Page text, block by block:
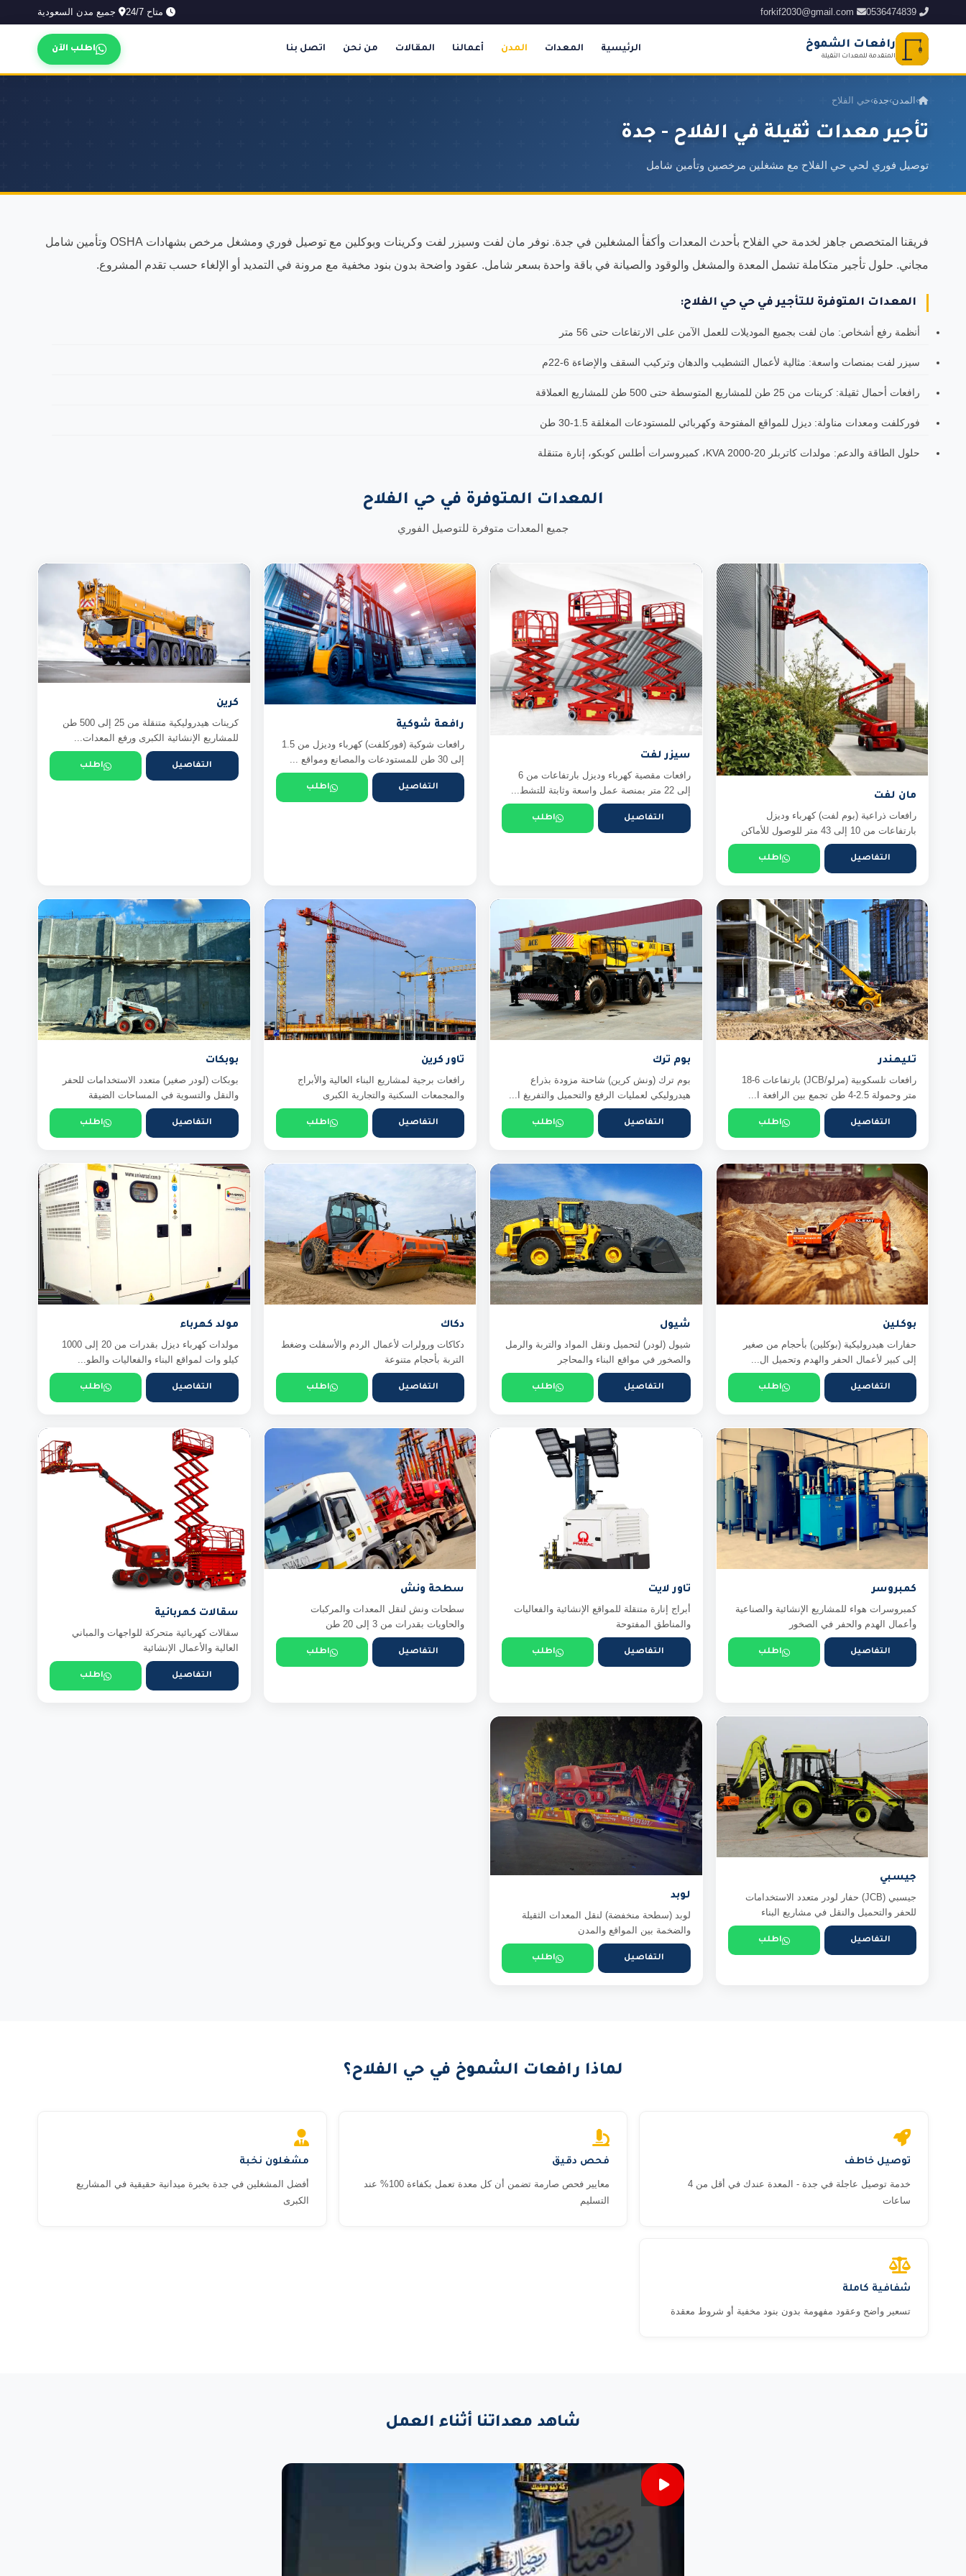
0536474839
forkif2030@gmail.com متاح 24/7 جميع مدن السعودية
رافعات الشموخ
المتقدمة للمعدات الثقيلة
الرئيسية المعدات المدن أعمالنا المقالات من نحن اتصل بنا اطلب الآن
› المدن›جدة›حي الفلاح
تأجير معدات ثقيلة في الفلاح - جدة
توصيل فوري لحي حي الفلاح مع مشغلين مرخصين وتأمين شامل
فريقنا المتخصص جاهز لخدمة حي الفلاح بأحدث المعدات وأكفأ المشغلين في جدة. نوفر مان لفت وسيزر لفت وكرينات وبوكلين مع توصيل فوري ومشغل مرخص بشهادات OSHA وتأمين شامل
مجاني. حلول تأجير متكاملة تشمل المعدة والمشغل والوقود والصيانة في باقة واحدة بسعر شامل. عقود واضحة بدون بنود مخفية مع مرونة في التمديد أو الإلغاء حسب تقدم المشروع.
المعدات المتوفرة للتأجير في حي حي الفلاح:
أنظمة رفع أشخاص: مان لفت بجميع الموديلات للعمل الآمن على الارتفاعات حتى 56 متر
سيزر لفت بمنصات واسعة: مثالية لأعمال التشطيب والدهان وتركيب السقف والإضاءة 6-22م
رافعات أحمال ثقيلة: كرينات من 25 طن للمشاريع المتوسطة حتى 500 طن للمشاريع العملاقة
فوركلفت ومعدات مناولة: ديزل للمواقع المفتوحة وكهربائي للمستودعات المغلقة 1.5-30 طن
حلول الطاقة والدعم: مولدات كاتربلر 20-2000 KVA، كمبروسرات أطلس كوبكو، إنارة متنقلة
المعدات المتوفرة في حي الفلاح
جميع المعدات متوفرة للتوصيل الفوري
مان لفت
رافعات ذراعية (بوم لفت) كهرباء وديزل
بارتفاعات من 10 إلى 43 متر للوصول للأماكن
ا...
التفاصيل اطلب
سيزر لفت
رافعات مقصية كهرباء وديزل بارتفاعات من 6
إلى 22 متر بمنصة عمل واسعة وثابتة للتشط...
التفاصيل اطلب
رافعة شوكية
رافعات شوكية (فوركلفت) كهرباء وديزل من 1.5
إلى 30 طن للمستودعات والمصانع ومواقع ...
التفاصيل اطلب
كرين
كرينات هيدروليكية متنقلة من 25 إلى 500 طن
للمشاريع الإنشائية الكبرى ورفع المعدات...
التفاصيل اطلب
تليهندر
رافعات تلسكوبية (مرلو/JCB) بارتفاعات 6-18
متر وحمولة 2.5-4 طن تجمع بين الرافعة ا...
التفاصيل اطلب
بوم ترك
بوم ترك (ونش كرين) شاحنة مزودة بذراع
هيدروليكي لعمليات الرفع والتحميل والتفريغ ا...
التفاصيل اطلب
تاور كرين
رافعات برجية لمشاريع البناء العالية والأبراج
والمجمعات السكنية والتجارية الكبرى
التفاصيل اطلب
بوبكات
بوبكات (لودر صغير) متعدد الاستخدامات للحفر
والنقل والتسوية في المساحات الضيقة
التفاصيل اطلب
بوكلين
حفارات هيدروليكية (بوكلين) بأحجام من صغير
إلى كبير لأعمال الحفر والهدم وتحميل ال...
التفاصيل اطلب
شيول
شيول (لودر) لتحميل ونقل المواد والتربة والرمل
والصخور في مواقع البناء والمحاجر
التفاصيل اطلب
دكاك
دكاكات ورولرات لأعمال الردم والأسفلت وضغط
التربة بأحجام متنوعة
التفاصيل اطلب
مولد كهرباء
مولدات كهرباء ديزل بقدرات من 20 إلى 1000
كيلو وات لمواقع البناء والفعاليات والطو...
التفاصيل اطلب
كمبروسر
كمبروسرات هواء للمشاريع الإنشائية والصناعية
وأعمال الهدم والحفر في الصخور
التفاصيل اطلب
تاور لايت
أبراج إنارة متنقلة للمواقع الإنشائية والفعاليات
والمناطق المفتوحة
التفاصيل اطلب
سطحة ونش
سطحات ونش لنقل المعدات والمركبات
والحاويات بقدرات من 3 إلى 20 طن
التفاصيل اطلب
سقالات كهربائية
سقالات كهربائية متحركة للواجهات والمباني
العالية والأعمال الإنشائية
التفاصيل اطلب
جيسبي
جيسبي (JCB) حفار لودر متعدد الاستخدامات
للحفر والتحميل والنقل في مشاريع البناء
التفاصيل اطلب
لوبد
لوبد (سطحة منخفضة) لنقل المعدات الثقيلة
والضخمة بين المواقع والمدن
التفاصيل اطلب
لماذا رافعات الشموخ في حي الفلاح؟
توصيل خاطف
خدمة توصيل عاجلة في جدة - المعدة عندك في أقل من 4
ساعات
فحص دقيق
معايير فحص صارمة تضمن أن كل معدة تعمل بكفاءة 100% عند
التسليم
مشغلون نخبة
أفضل المشغلين في جدة بخبرة ميدانية حقيقية في المشاريع
الكبرى
شفافية كاملة
تسعير واضح وعقود مفهومة بدون بنود مخفية أو شروط معقدة
شاهد معداتنا أثناء العمل